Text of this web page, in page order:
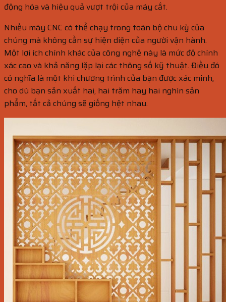
động hóa và hiệu quả vượt trội của máy cắt.
Nhiều máy CNC có thể chạy trong toàn bộ chu kỳ của
chúng mà không cần sự hiện diện của người vận hành.
Một lợi ích chính khác của công nghệ này là mức độ chính
xác cao và khả năng lặp lại các thông số kỹ thuật. Điều đó
có nghĩa là một khi chương trình của bạn được xác minh,
cho dù bạn sản xuất hai, hai trăm hay hai nghìn sản
phẩm, tất cả chúng sẽ giống hệt nhau.